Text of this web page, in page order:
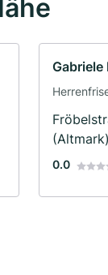
Gabriele
(Altmark)
0.0